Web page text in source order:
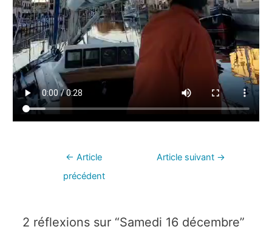
← Article
précédent
Article suivant →
2 réflexions sur “Samedi 16 décembre”